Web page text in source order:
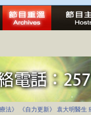
學卷制
法》 《自力更新》 袁大明醫生